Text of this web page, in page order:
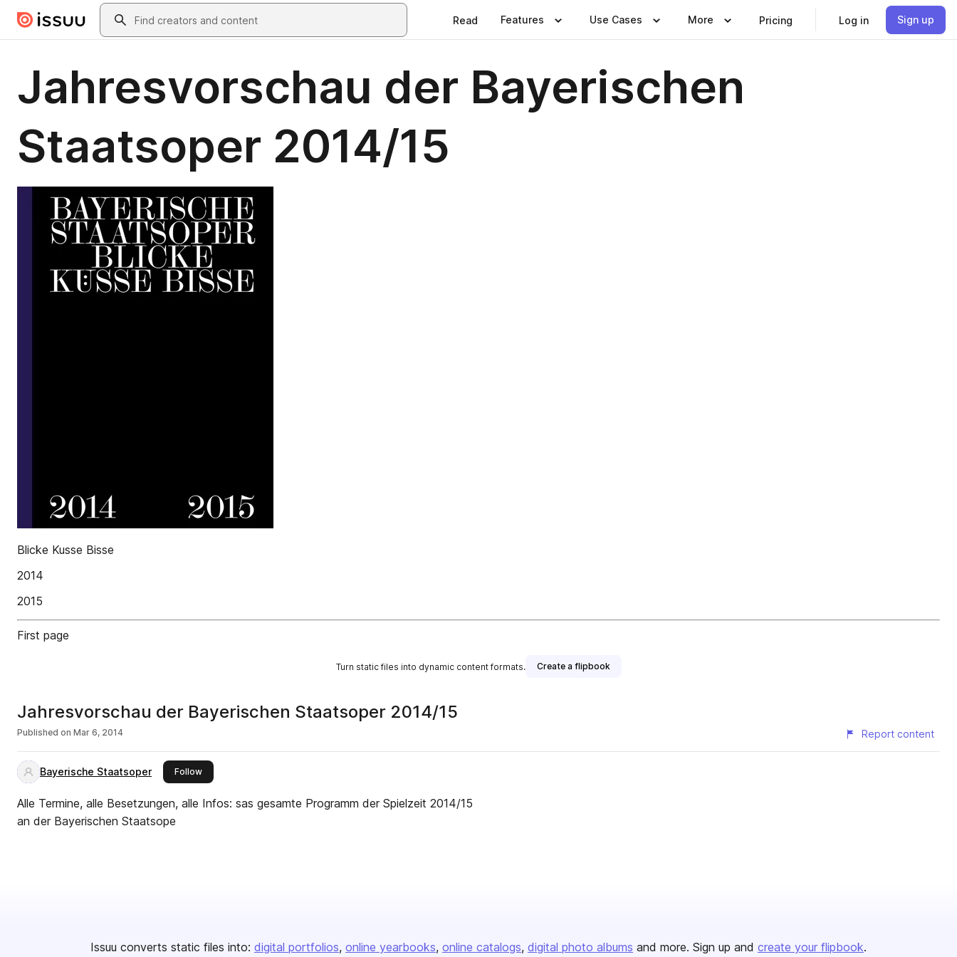
Skip to main contentSearch
Read Features Use Cases More Pricing Log in Sign up
Jahresvorschau der Bayerischen
Staatsoper 2014/15
Blicke Kusse Bisse
2014
2015
First page
Turn static files into dynamic content formats. Create a flipbook
Jahresvorschau der Bayerischen Staatsoper 2014/15
Published on Mar 6, 2014 Report content
Bayerische Staatsoper Followthis publisher
Alle Termine, alle Besetzungen, alle Infos: sas gesamte Programm der Spielzeit 2014/15
an der Bayerischen Staatsope
Issuu converts static files into: digital portfolios online yearbooks online catalogs digital photo albums and more. Sign up and create your flipbook.